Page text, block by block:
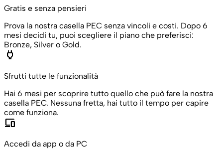
Gratis e senza pensieri
Prova la nostra casella PEC senza vincoli e costi. Dopo 6
mesi decidi tu, puoi scegliere il piano che preferisci:
Bronze, Silver o Gold.
power
Sfrutti tutte le funzionalità
Hai 6 mesi per scoprire tutto quello che può fare la nostra
casella PEC. Nessuna fretta, hai tutto il tempo per capire
come funziona.
devices
Accedi da app o da PC